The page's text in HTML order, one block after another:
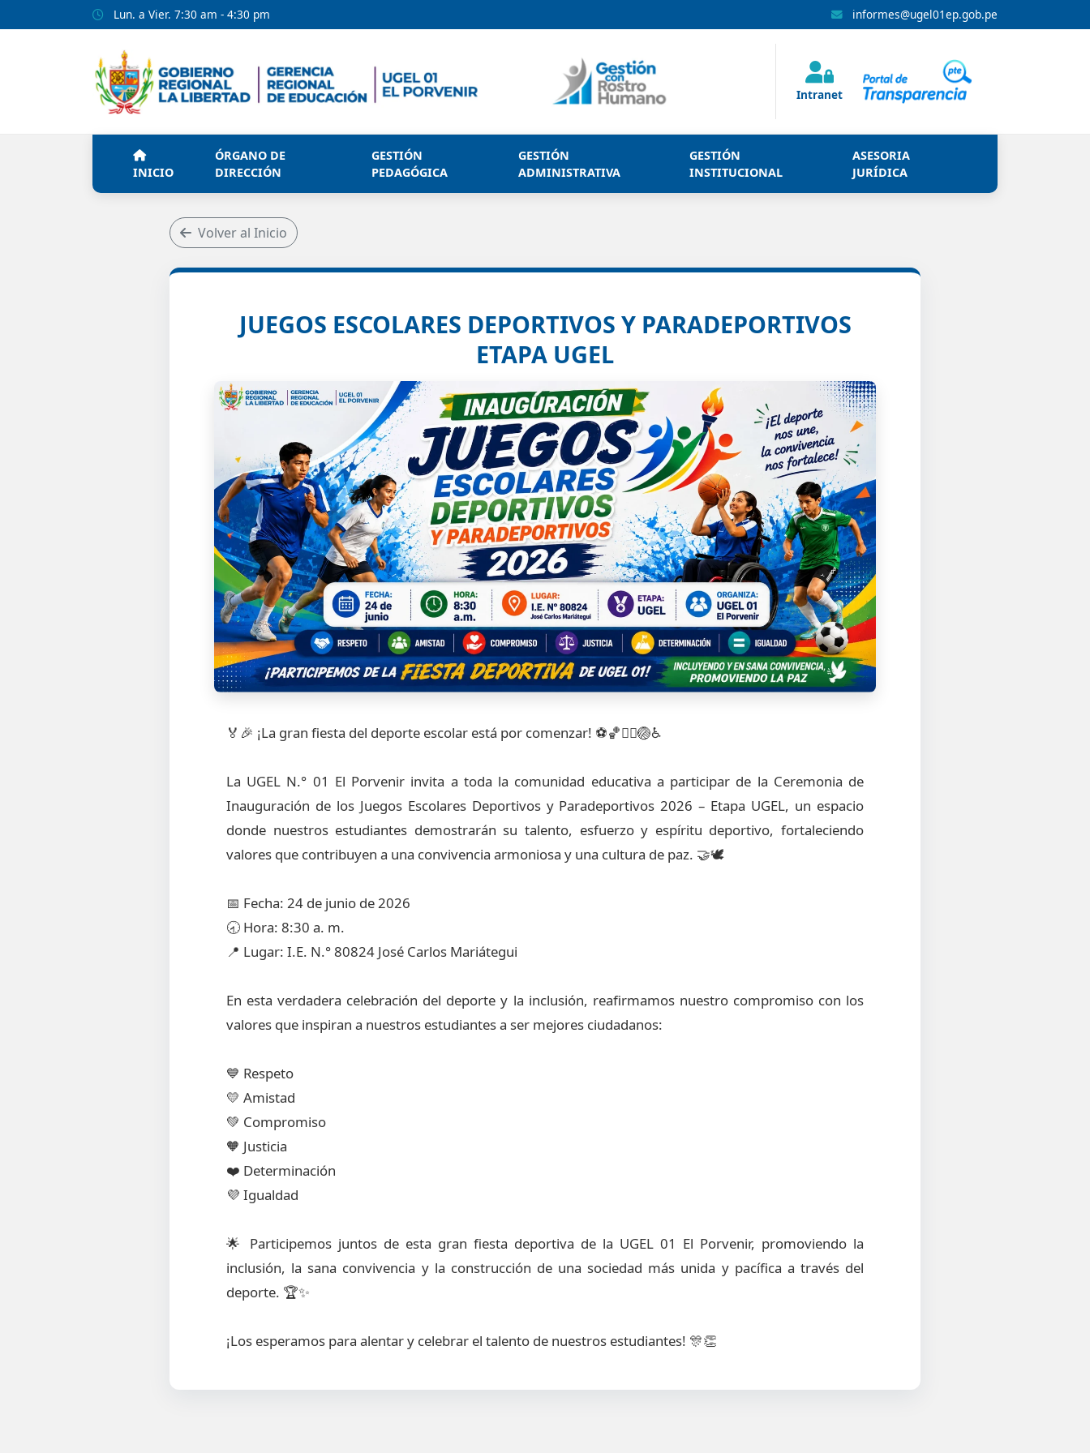
Lun. a Vier. 7:30 am - 4:30 pm informes@ugel01ep.gob.pe
Intranet
INICIO
ÓRGANO DE
DIRECCIÓN
GESTIÓN
PEDAGÓGICA
GESTIÓN
ADMINISTRATIVA
GESTIÓN
INSTITUCIONAL
ASESORIA
JURÍDICA
Volver al Inicio
JUEGOS ESCOLARES DEPORTIVOS Y PARADEPORTIVOS
ETAPA UGEL
🏅🎉 ¡La gran fiesta del deporte escolar está por comenzar! ⚽🏀🏃‍♀️🏐♿
La UGEL N.° 01 El Porvenir invita a toda la comunidad educativa a participar de la Ceremonia de
Inauguración de los Juegos Escolares Deportivos y Paradeportivos 2026 – Etapa UGEL, un espacio
donde nuestros estudiantes demostrarán su talento, esfuerzo y espíritu deportivo, fortaleciendo
valores que contribuyen a una convivencia armoniosa y una cultura de paz. 🤝🕊️
📅 Fecha: 24 de junio de 2026
🕣 Hora: 8:30 a. m.
📍 Lugar: I.E. N.° 80824 José Carlos Mariátegui
En esta verdadera celebración del deporte y la inclusión, reafirmamos nuestro compromiso con los
valores que inspiran a nuestros estudiantes a ser mejores ciudadanos:
💙 Respeto
💛 Amistad
💚 Compromiso
🧡 Justicia
❤️ Determinación
💜 Igualdad
🌟 Participemos juntos de esta gran fiesta deportiva de la UGEL 01 El Porvenir, promoviendo la
inclusión, la sana convivencia y la construcción de una sociedad más unida y pacífica a través del
deporte. 🏆✨
¡Los esperamos para alentar y celebrar el talento de nuestros estudiantes! 🎊👏